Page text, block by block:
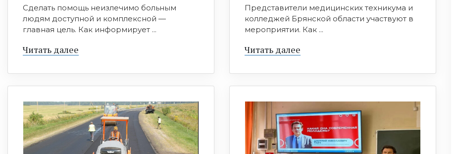
Сделать помощь неизлечимо больным
людям доступной и комплексной —
главная цель. Как информирует ...
Читать далее
Представители медицинских техникума и
колледжей Брянской области участвуют в
мероприятии. Как ...
Читать далее